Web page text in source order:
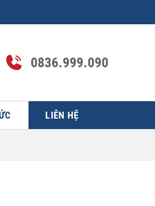
0836.999.090
LIÊN HỆ